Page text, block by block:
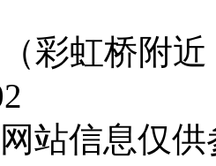
彩虹桥附
站信息仅